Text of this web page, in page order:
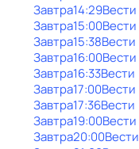
Завтра14:29Вести
Завтра15:00Вести
Завтра15:38Вести
Завтра16:00Вести
Завтра16:33Вести
Завтра17:00Вести
Завтра17:36Вести
Завтра19:00Вести
Завтра20:00Вести